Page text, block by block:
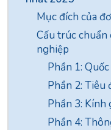
Mục đích của
Cấu trúc chuẩn
nghiệp
Phần 1:
Phần 2: Tiêu
Phần 3: Kính
Phần 4: